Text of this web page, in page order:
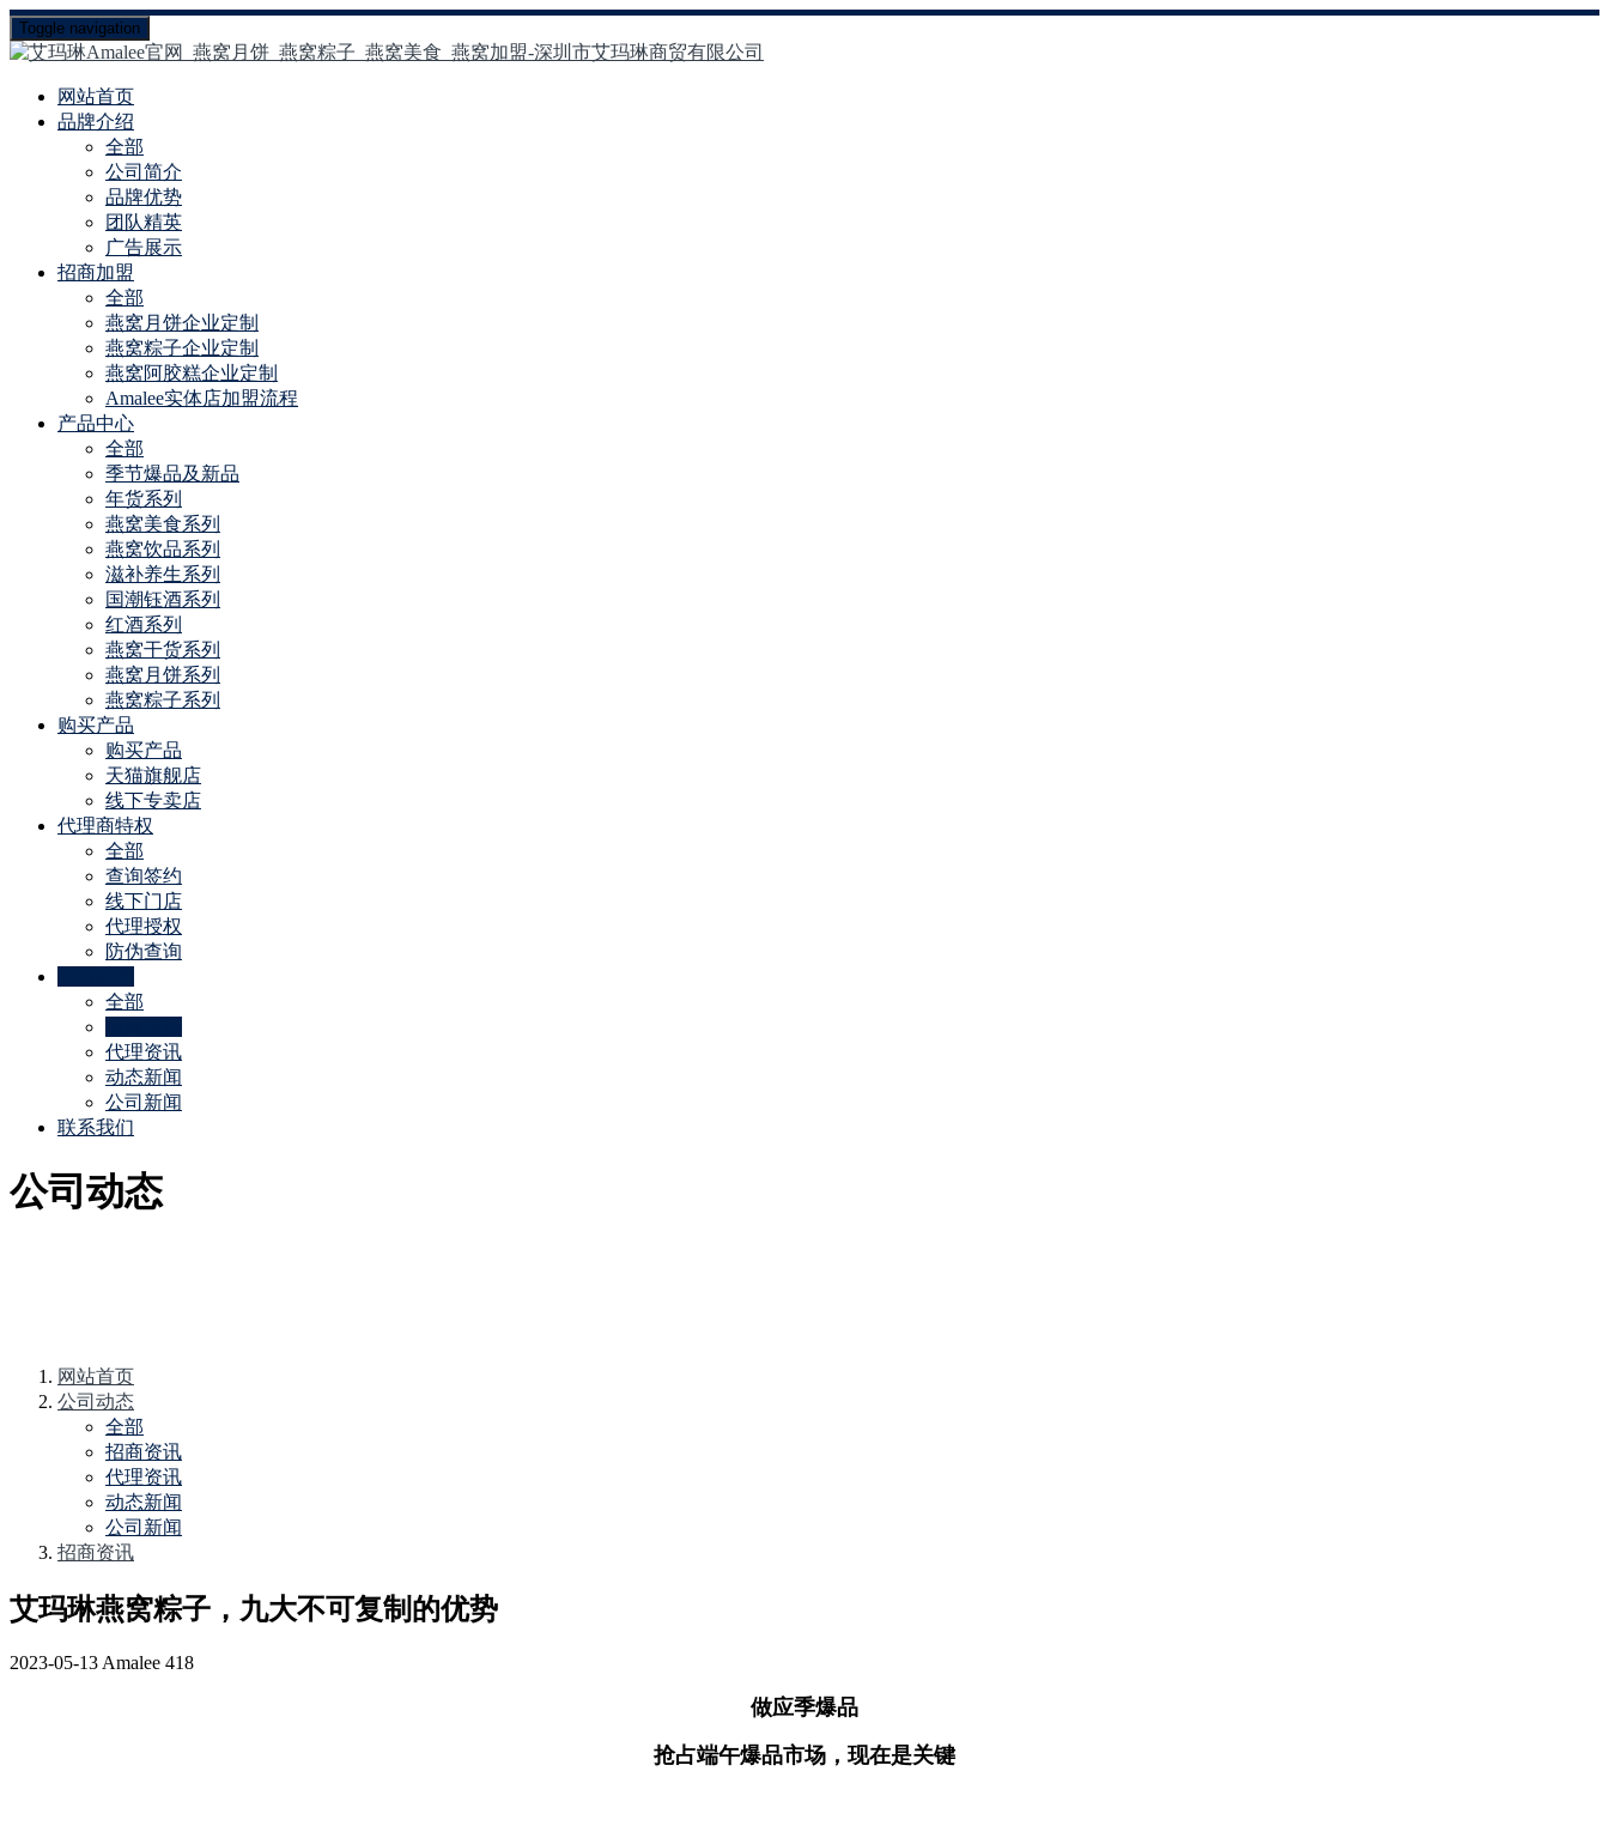
Toggle navigation
网站首页
品牌介绍
全部
公司简介
品牌优势
团队精英
广告展示
招商加盟
全部
燕窝月饼企业定制
燕窝粽子企业定制
燕窝阿胶糕企业定制
Amalee实体店加盟流程
产品中心
全部
季节爆品及新品
年货系列
燕窝美食系列
燕窝饮品系列
滋补养生系列
国潮钰酒系列
红酒系列
燕窝干货系列
燕窝月饼系列
燕窝粽子系列
购买产品
购买产品
天猫旗舰店
线下专卖店
代理商特权
全部
查询签约
线下门店
代理授权
防伪查询
全部
代理资讯
动态新闻
公司新闻
联系我们
公司动态
网站首页
公司动态
全部
招商资讯
代理资讯
动态新闻
公司新闻
招商资讯
艾玛琳燕窝粽子，九大不可复制的优势
2023-05-13 Amalee 418
做应季爆品
抢占端午爆品市场，现在是关键